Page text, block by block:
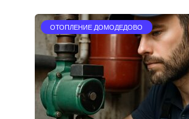
ОТОПЛЕНИЕ ДОМОДЕДОВО